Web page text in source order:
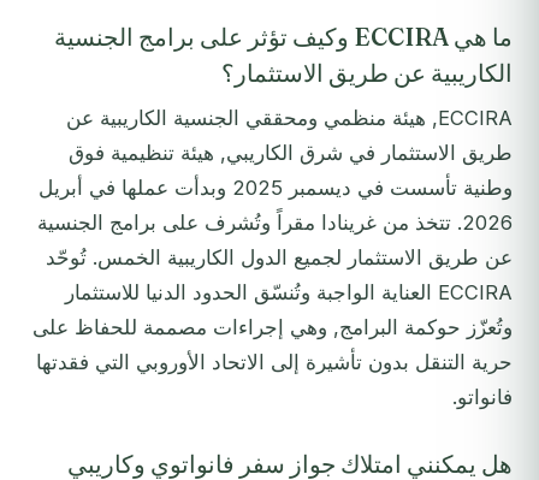
ما هي ECCIRA وكيف تؤثر على برامج الجنسية
الكاريبية عن طريق الاستثمار؟
ECCIRA, هيئة منظمي ومحققي الجنسية الكاريبية عن
طريق الاستثمار في شرق الكاريبي, هيئة تنظيمية فوق
وطنية تأسست في ديسمبر 2025 وبدأت عملها في أبريل
2026. تتخذ من غرينادا مقراً وتُشرف على برامج الجنسية
عن طريق الاستثمار لجميع الدول الكاريبية الخمس. تُوحّد
ECCIRA العناية الواجبة وتُنسّق الحدود الدنيا للاستثمار
وتُعزّز حوكمة البرامج, وهي إجراءات مصممة للحفاظ على
حرية التنقل بدون تأشيرة إلى الاتحاد الأوروبي التي فقدتها
فانواتو.
هل يمكنني امتلاك جواز سفر فانواتوي وكاريبي